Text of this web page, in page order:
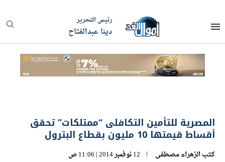
رئيس التحرير
دينا عبدالفتاح
المصرية للتأمين التكافلى “ممتلكات” تحقق
أقساط قيمتها 10 مليون بقطاع البترول
كتبالزهراء مصطفى 12 نوفمبر 2014 | 11:06 ص